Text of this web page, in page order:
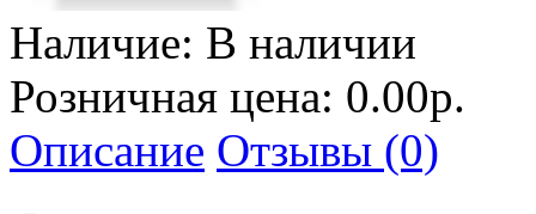
Наличие: В наличии
Розничная цена: 0.00р.
Описание Отзывы (0)